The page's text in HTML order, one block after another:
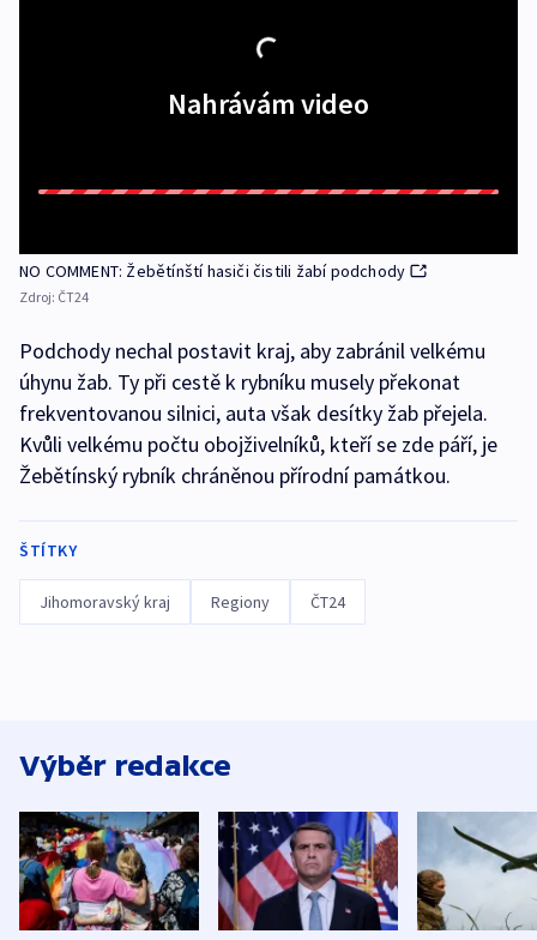
Nahrávám video
NO COMMENT: Žebětínští hasiči čistili žabí podchody
Zdroj: ČT24
Podchody nechal postavit kraj, aby zabránil velkému
úhynu žab. Ty při cestě k rybníku musely překonat
frekventovanou silnici, auta však desítky žab přejela.
Kvůli velkému počtu obojživelníků, kteří se zde páří, je
Žebětínský rybník chráněnou přírodní památkou.
ŠTÍTKY
Jihomoravský kraj Regiony ČT24
Výběr redakce